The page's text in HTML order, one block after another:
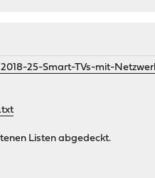
25-Smart-TVs-mit-
Listen abgedeckt.